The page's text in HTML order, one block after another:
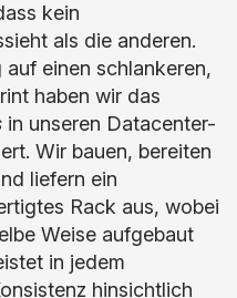
kein
als die anderen.
auf einen schlankeren,
haben wir das
in unseren Datacenter-
Wir bauen, bereiten
liefern ein
Rack aus, wobei
Weise aufgebaut
in jedem
hinsichtlich